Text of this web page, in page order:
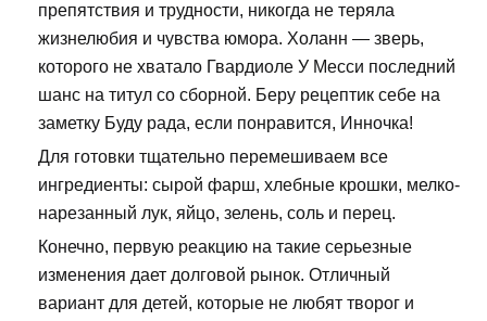
препятствия и трудности, никогда не теряла
жизнелюбия и чувства юмора. Холанн — зверь,
которого не хватало Гвардиоле У Месси последний
шанс на титул со сборной. Беру рецептик себе на
заметку Буду рада, если понравится, Инночка!
Для готовки тщательно перемешиваем все
ингредиенты: сырой фарш, хлебные крошки, мелко-
нарезанный лук, яйцо, зелень, соль и перец.
Конечно, первую реакцию на такие серьезные
изменения дает долговой рынок. Отличный
вариант для детей, которые не любят творог и